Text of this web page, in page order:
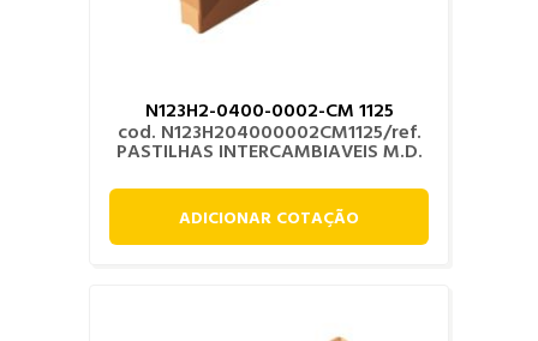
N123H2-0400-0002-CM 1125
cod. N123H204000002CM1125/ref.
PASTILHAS INTERCAMBIAVEIS M.D.
ADICIONAR COTAÇÃO